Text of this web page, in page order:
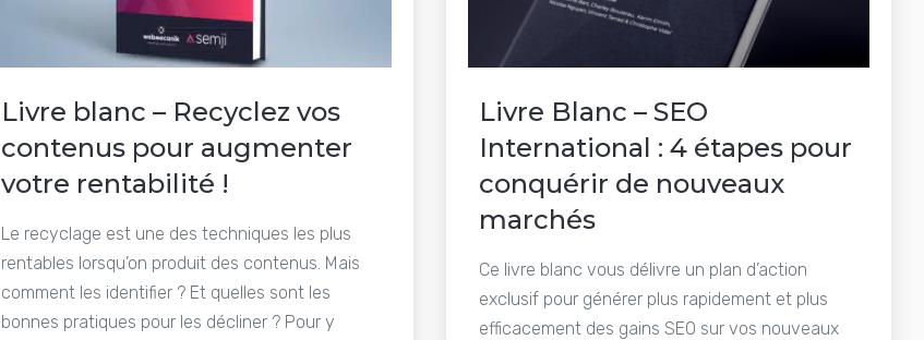
Livre blanc – Recyclez vos
contenus pour augmenter
votre rentabilité !
Le recyclage est une des techniques les plus
rentables lorsqu’on produit des contenus. Mais
comment les identifier ? Et quelles sont les
bonnes pratiques pour les décliner ? Pour y
Livre Blanc – SEO
International : 4 étapes pour
conquérir de nouveaux
marchés
Ce livre blanc vous délivre un plan d’action
exclusif pour générer plus rapidement et plus
efficacement des gains SEO sur vos nouveaux